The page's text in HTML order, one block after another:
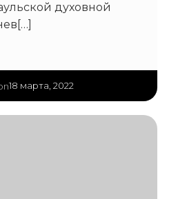
духовной
18 марта, 2022